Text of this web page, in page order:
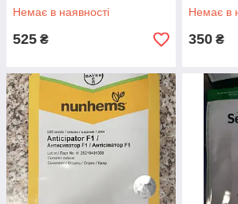
Немає в наявності
525 ₴
Немає в
350 ₴